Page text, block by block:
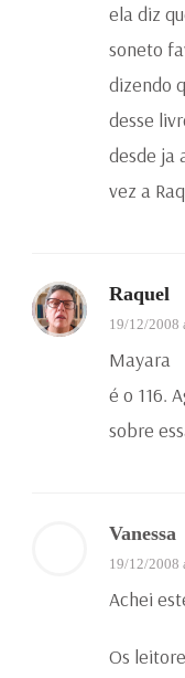
ela diz
soneto
dizendo
desse
desde ja
vez a
Raquel
19/12/2008
Mayara
é o 116.
sobre
Vanessa
19/12/2008
Achei
Os